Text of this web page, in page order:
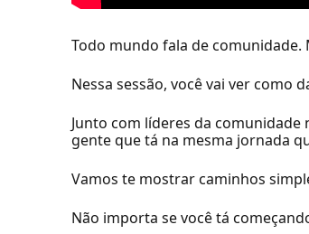
Todo mundo fala de comunidade.
Nessa sessão, você vai ver como
Junto com líderes da comunidade
gente que tá na mesma jornada
Vamos te mostrar caminhos
Não importa se você tá